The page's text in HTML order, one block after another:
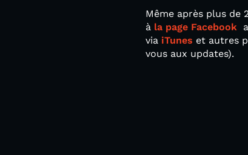
Même après plus de
à la page Facebook
via iTunes et autres
vous aux updates).